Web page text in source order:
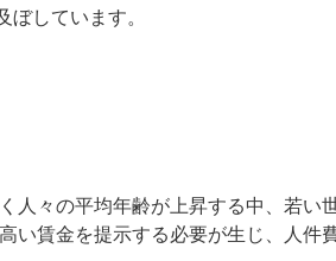
しています。
人々の平均年齢が上昇する中、若い
い賃金を提示する必要が生じ、人件